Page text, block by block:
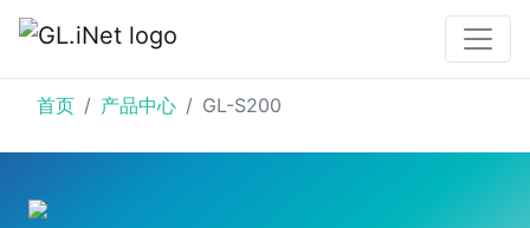
首页 产品中心 GL-S200